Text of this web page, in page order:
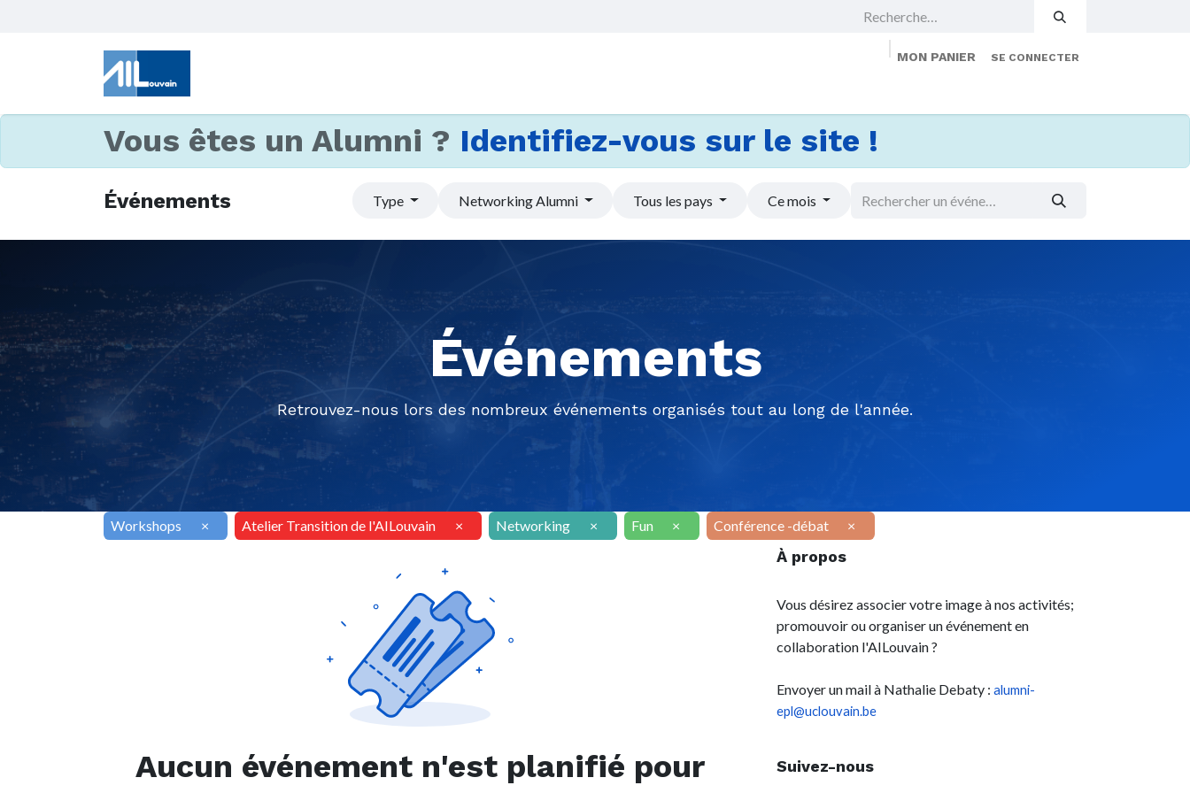
MON PANIER SE CONNECTER
Vous êtes un Alumni ? Identifiez-vous sur le site !
Événements Type Networking Alumni Tous les pays Ce mois
Événements
Retrouvez-nous lors des nombreux événements organisés tout au long de l'année.
Workshops × Atelier Transition de l'AILouvain × Networking × Fun × Conférence -débat ×
Aucun événement n'est planifié pour
À propos
Vous désirez associer votre image à nos activités;
promouvoir ou organiser un événement en
collaboration l'AILouvain ?
Envoyer un mail à Nathalie Debaty : alumni-
epl@uclouvain.be
Suivez-nous